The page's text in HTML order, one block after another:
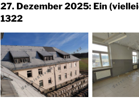
27. Dezember 2025: Ein
1322